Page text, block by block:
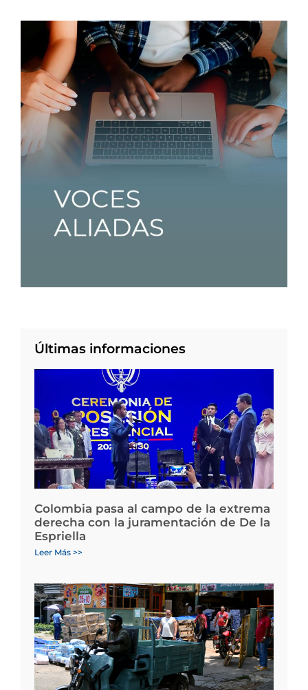
Últimas informaciones
Colombia pasa al campo de la extrema
derecha con la juramentación de De la
Espriella
Leer Más >>